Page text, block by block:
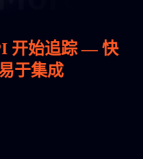
开始追踪 — 快
于集成